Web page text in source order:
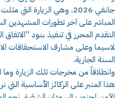
جانفي 2026. وهي الزيارة
المباشر على آخر تطورات المشهدين
التقدم المحرز في تنفيذ بنود
لاسيما وعلى مشارف الاستحقاقات
السنة الجارية.
وانطلاقاً من مخرجات تلك الزيارة
هذا المنبر على الركائز الأساسية